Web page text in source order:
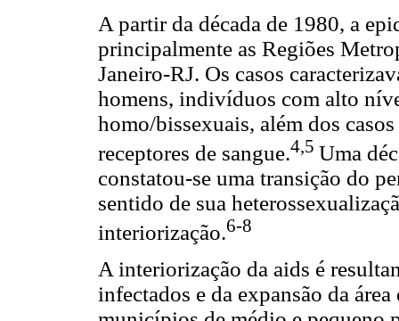
A partir da década de 1980, a
principalmente as Regiões
Janeiro-RJ. Os casos
homens, indivíduos com alto
homo/bissexuais, além dos
receptores de sangue.4,5 Uma
constatou-se uma transição do
sentido de sua
interiorização.6-8
A interiorização da aids é
infectados e da expansão da